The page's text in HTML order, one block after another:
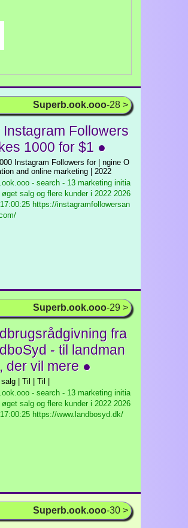
Superb.ook.ooo-28 >
Instagram Followers
1000 for $1 ●
Instagram Followers for | ngine O
and online marketing | 2022
- search - 13 marketing initia
salg og flere kunder i 2022 2026
https://instagramfollowersan
Superb.ook.ooo-29 >
fra
- til landman
der vil mere ●
| Til | Til |
- search - 13 marketing initia
salg og flere kunder i 2022 2026
https://www.landbosyd.dk/
Superb.ook.ooo-30 >